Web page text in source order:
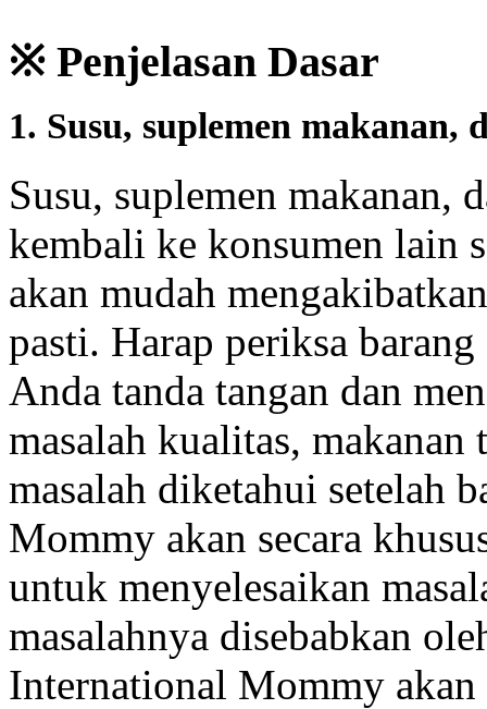
※ Penjelasan Dasar
1. Susu, suplemen makanan,
Susu, suplemen makanan,
kembali ke konsumen lain
akan mudah
pasti. Harap periksa
Anda tanda tangan dan
masalah kualitas,
masalah diketahui setelah
Mommy akan secara
untuk menyelesaikan
masalahnya disebabkan
International Mommy